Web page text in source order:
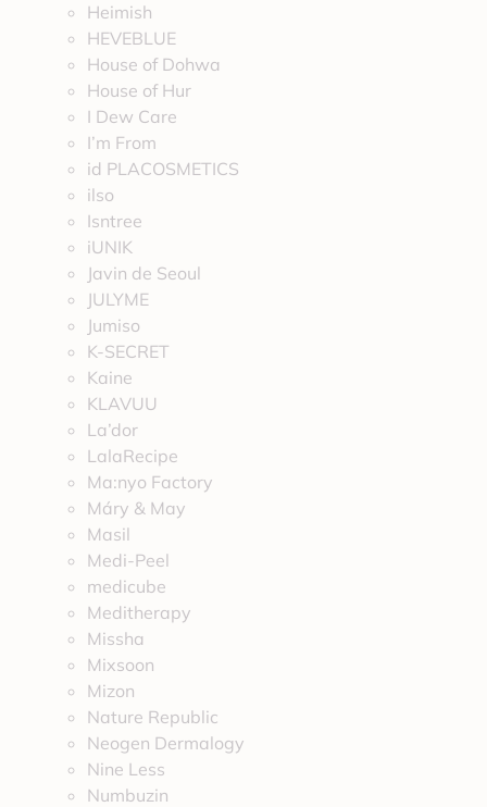
Heimish
HEVEBLUE
House of Dohwa
House of Hur
I Dew Care
I’m From
id PLACOSMETICS
ilso
Isntree
iUNIK
Javin de Seoul
JULYME
Jumiso
K-SECRET
Kaine
KLAVUU
La’dor
LalaRecipe
Ma:nyo Factory
Máry & May
Masil
Medi-Peel
medicube
Meditherapy
Missha
Mixsoon
Mizon
Nature Republic
Neogen Dermalogy
Nine Less
Numbuzin